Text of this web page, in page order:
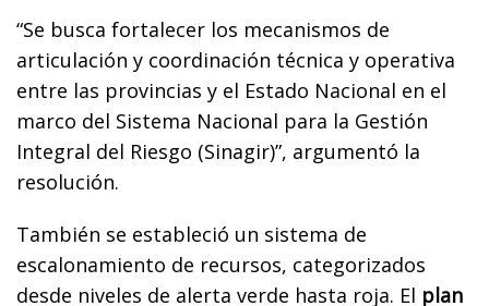
“Se busca fortalecer los mecanismos de
articulación y coordinación técnica y operativa
entre las provincias y el Estado Nacional en el
marco del Sistema Nacional para la Gestión
Integral del Riesgo (Sinagir)”, argumentó la
resolución.
También se estableció un sistema de
escalonamiento de recursos, categorizados
desde niveles de alerta verde hasta roja. El plan